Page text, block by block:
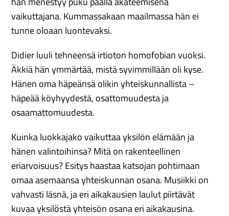
vaikuttajana. Kummassakaan maailmassa hän ei
tunne oloaan luontevaksi.
Didier luuli tehneensä irtioton homofobian vuoksi.
Äkkiä hän ymmärtää, mistä syvimmillään oli kyse.
Hänen oma häpeänsä olikin yhteiskunnallista –
häpeää köyhyydestä, osattomuudesta ja
osaamattomuudesta.
Kuinka luokkajako vaikuttaa yksilön elämään ja
hänen valintoihinsa? Mitä on rakenteellinen
eriarvoisuus? Esitys haastaa katsojan pohtimaan
omaa asemaansa yhteiskunnan osana. Musiikki on
vahvasti läsnä, ja eri aikakausien laulut piirtävät
kuvaa yksilöstä yhteisön osana eri aikakausina.